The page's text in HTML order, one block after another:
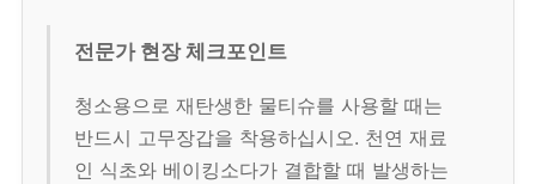
전문가 현장 체크포인트
청소용으로 재탄생한 물티슈를 사용할 때는
반드시 고무장갑을 착용하십시오. 천연 재료
인 식초와 베이킹소다가 결합할 때 발생하는